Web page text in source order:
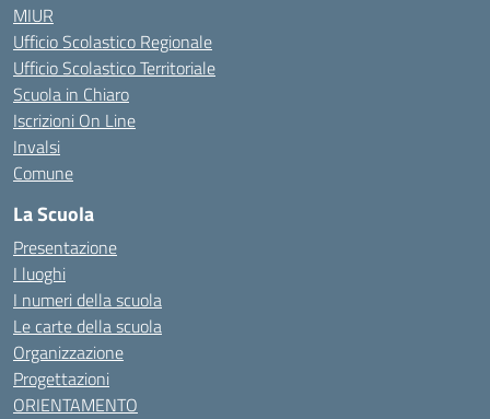
MIUR
Ufficio Scolastico Regionale
Ufficio Scolastico Territoriale
Scuola in Chiaro
Iscrizioni On Line
Invalsi
Comune
La Scuola
Presentazione
I luoghi
I numeri della scuola
Le carte della scuola
Organizzazione
Progettazioni
ORIENTAMENTO